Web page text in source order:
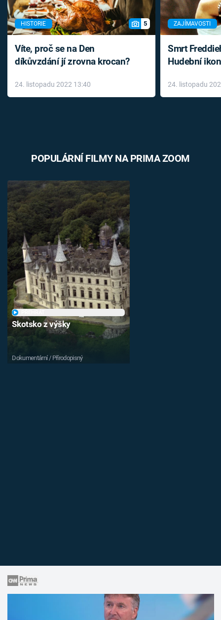
HISTORIE 5
Víte, proč se na Den
díkůvzdání jí zrovna krocan?
24. listopadu 2022 13:40
ZAJÍMAVOSTI
Smrt
Hudební
léky
24. listopadu
POPULÁRNÍ FILMY NA PRIMA ZOOM
Skotsko z výšky
Dokumentární / Přírodopisný